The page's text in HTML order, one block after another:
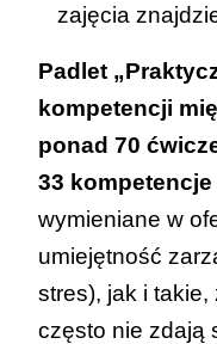
zajęcia
Padlet
kompetencji
ponad 70
33
wymieniane w
umiejętność
stres), jak i takie,
często nie zdają